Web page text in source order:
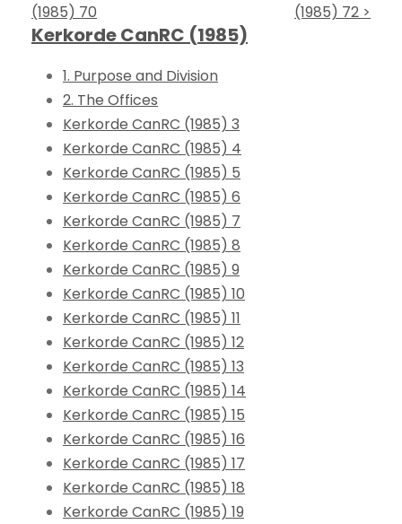
(1985) 70
(1985) 72 >
Kerkorde CanRC (1985)
1. Purpose and Division
2. The Offices
Kerkorde CanRC (1985) 3
Kerkorde CanRC (1985) 4
Kerkorde CanRC (1985) 5
Kerkorde CanRC (1985) 6
Kerkorde CanRC (1985) 7
Kerkorde CanRC (1985) 8
Kerkorde CanRC (1985) 9
Kerkorde CanRC (1985) 10
Kerkorde CanRC (1985) 11
Kerkorde CanRC (1985) 12
Kerkorde CanRC (1985) 13
Kerkorde CanRC (1985) 14
Kerkorde CanRC (1985) 15
Kerkorde CanRC (1985) 16
Kerkorde CanRC (1985) 17
Kerkorde CanRC (1985) 18
Kerkorde CanRC (1985) 19